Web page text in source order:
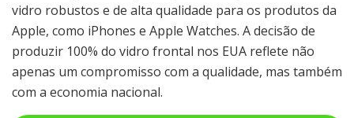
vidro robustos e de alta qualidade para os produtos da
Apple, como iPhones e Apple Watches. A decisão de
produzir 100% do vidro frontal nos EUA reflete não
apenas um compromisso com a qualidade, mas também
com a economia nacional.